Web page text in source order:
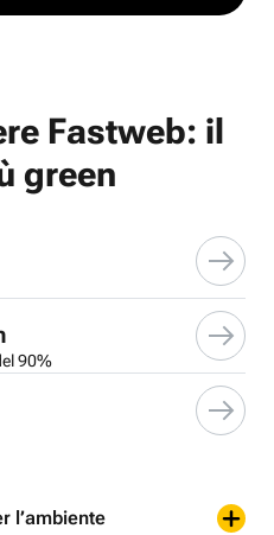
Fastweb: il
green
90%
l’ambiente